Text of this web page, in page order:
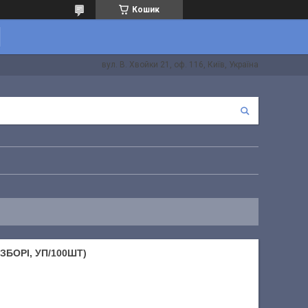
Кошик
вул. В. Хвойки 21, оф. 116, Київ, Україна
УП/100ШТ)